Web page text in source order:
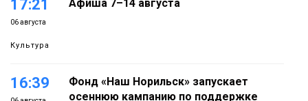
17:21
06 августа
Культура
Афиша 7–14 августа
16:39
Фонд «Наш Норильск» запускает
осеннюю кампанию по поддержке